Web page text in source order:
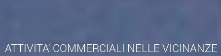
ATTIVITA' COMMERCIALI NELLE VICINANZE